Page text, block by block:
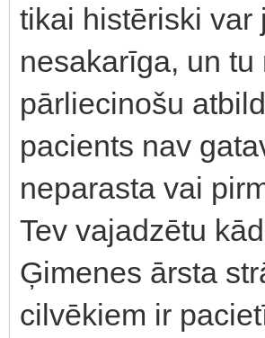
tikai histēriski var
nesakarīga, un
pārliecinošu
pacients nav
neparasta vai
Tev vajadzētu
Ģimenes ārsta
cilvēkiem ir